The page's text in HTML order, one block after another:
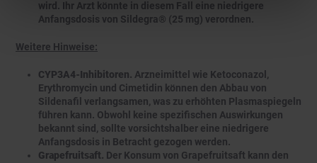
wird. Ihr Arzt könnte in diesem Fall eine niedrigere
Anfangsdosis von Sildegra® (25 mg) verordnen.
Weitere Hinweise:
CYP3A4-Inhibitoren. Arzneimittel wie Ketoconazol,
Erythromycin und Cimetidin können den Abbau von
Sildenafil verlangsamen, was zu erhöhten Plasmaspiegeln
führen kann. Obwohl keine spezifischen Auswirkungen
bekannt sind, sollte vorsichtshalber eine niedrigere
Anfangsdosis in Betracht gezogen werden.
Grapefruitsaft. Der Konsum von Grapefruitsaft kann den